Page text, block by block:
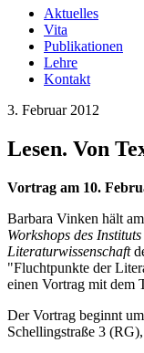
springenAktuelles
Vita
Publikationen
Lehre
Kontakt
3. Februar 2012
Lesen. Von
Vortrag am 10.
Barbara Vinken hält
Workshops des
Literaturwissenschaft
"Fluchtpunkte der
einen Vortrag mit dem
Der Vortrag beginnt
Schellingstraße 3